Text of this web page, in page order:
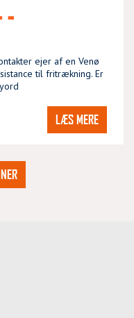
ejer af en Venø
til fritrækning. Er
LÆS MERE